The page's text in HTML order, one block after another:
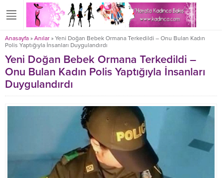
Anasayfa » Anılar » Yeni Doğan Bebek Ormana Terkedildi – Onu Bulan Kadın
Polis Yaptığıyla İnsanları Duygulandırdı
Yeni Doğan Bebek Ormana Terkedildi –
Onu Bulan Kadın Polis Yaptığıyla İnsanları
Duygulandırdı